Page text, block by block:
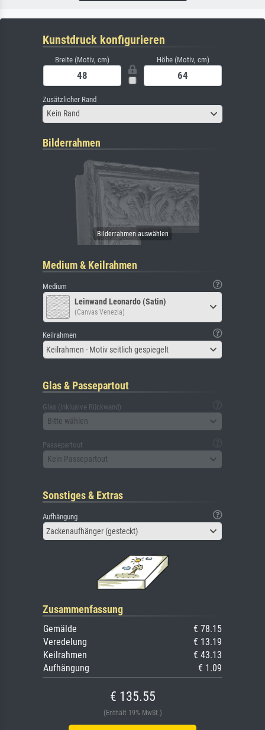
Kunstdruck konfigurieren
Breite (Motiv, cm) Höhe (Motiv, cm)
Zusätzlicher Rand
Kein Rand
Bilderrahmen
Medium & Keilrahmen
Medium
Leinwand Leonardo (Satin)
(Canvas Venezia)
Keilrahmen
Keilrahmen - Motiv seitlich gespiegelt
Glas & Passepartout
Glas (inklusive Rückwand)
Bitte wählen
Passepartout
Kein Passepartout
Sonstiges & Extras
Aufhängung
Zackenaufhänger (gesteckt)
Zusammenfassung
Gemälde
€ 78.15
Veredelung
€ 13.19
Keilrahmen
€ 43.13
Aufhängung
€ 1.09
€ 135.55
(Enthält 19% MwSt.)